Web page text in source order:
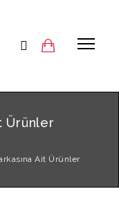
Ürünler
Ait Ürünler